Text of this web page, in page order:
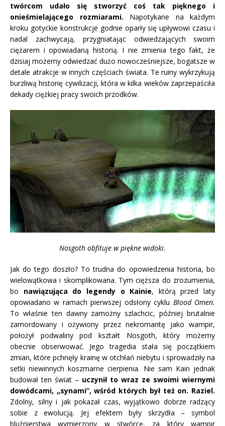
twórcom udało się stworzyć coś tak pięknego i
onieśmielającego rozmiarami. Napotykane na każdym
kroku gotyckie konstrukcje godnie oparły się upływowi czasu i
nadal zachwycają, przygniatając odwiedzających swoim
ciężarem i opowiadaną historią. I nie zmienia tego fakt, że
dzisiaj możemy odwiedzać dużo nowocześniejsze, bogatsze w
detale atrakcje w innych częściach świata. Te ruiny wykrzykują
burzliwą historię cywilizacji, która w kilka wieków zaprzepaściła
dekady ciężkiej pracy swoich przodków.
Nosgoth obfituje w piękne widoki.
Jak do tego doszło? To trudna do opowiedzenia historia, bo
wielowątkowa i skomplikowana. Tym cięższa do zrozumienia,
bo nawiązująca do legendy o Kainie, którą przed laty
opowiadano w ramach pierwszej odsłony cyklu Blood Omen.
To właśnie ten dawny zamożny szlachcic, później brutalnie
zamordowany i ożywiony przez nekromantę jako wampir,
położył podwaliny pod kształt Nosgoth, który możemy
obecnie obserwować. Jego tragedia stała się początkiem
zmian, które pchnęły krainę w otchłań niebytu i sprowadziły na
setki niewinnych koszmarne cierpienia. Nie sam Kain jednak
budował ten świat – uczynił to wraz ze swoimi wiernymi
dowódcami, „synami”, wśród których był też on. Raziel.
Zdolny, silny i jak pokazał czas, wyjątkowo dobrze radzący
sobie z ewolucją. Jej efektem były skrzydła – symbol
bluźnierstwa wymierzony w stwórcę, za który wampir